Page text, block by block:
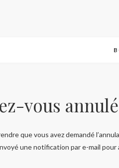
vous annulé
que vous avez demandé
une notification par e-mail